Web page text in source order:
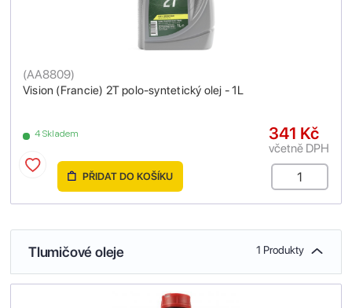
Vision (Francie) 2T polo-syntetický olej - 1L
(AA8809)
4 Skladem 341 Kč
včetně DPH
PŘIDAT DO KOŠÍKU
Tlumičové oleje 1 Produkty